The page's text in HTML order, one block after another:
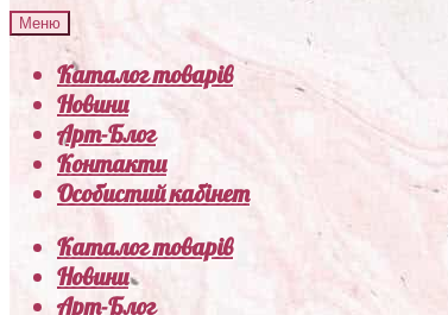
Меню
Каталог товарів
Новини
Арт-Блог
Контакти
Особистий кабінет
Каталог товарів
Новини
Арт-Блог